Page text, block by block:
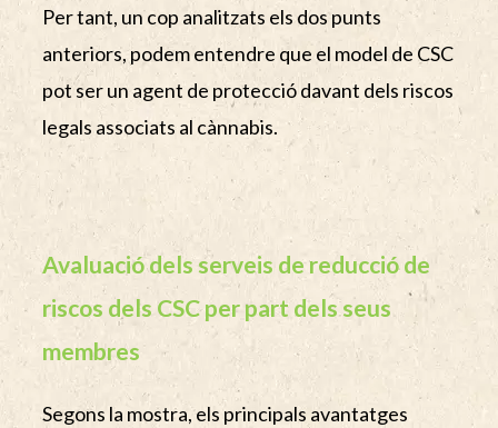
Per tant, un cop analitzats els dos punts
anteriors, podem entendre que el model de CSC
pot ser un agent de protecció davant dels riscos
legals associats al cànnabis.
Avaluació dels serveis de reducció de
riscos dels CSC per part dels seus
membres
Segons la mostra, els principals avantatges